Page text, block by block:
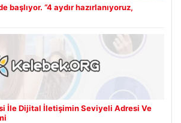
başlıyor. “4 aydır hazırlanıyoruz,
İle Dijital İletişimin Seviyeli Adresi Ve